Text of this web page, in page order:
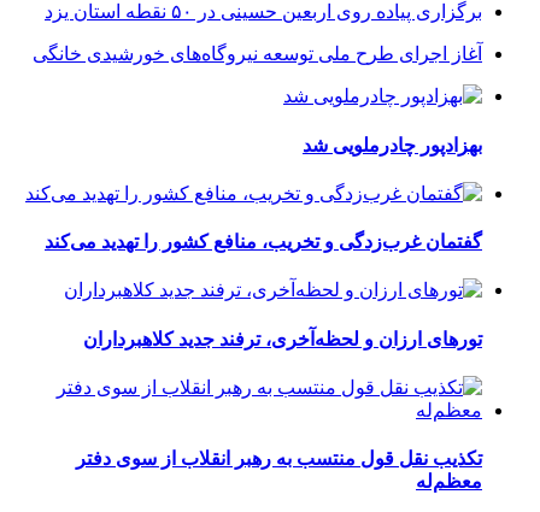
برگزاری پیاده روی اربعین حسینی در ۵۰ نقطه استان یزد
آغاز اجرای طرح ملی توسعه نیروگاه‌های خورشیدی خانگی
بهزادپور چادرملویی شد
گفتمان غرب‌زدگی و تخریب، منافع کشور را تهدید می‌کند
تورهای ارزان و لحظه‌آخری، ترفند جدید کلاهبرداران
تکذیب نقل قول منتسب به رهبر انقلاب از سوی دفتر
معظم‌له